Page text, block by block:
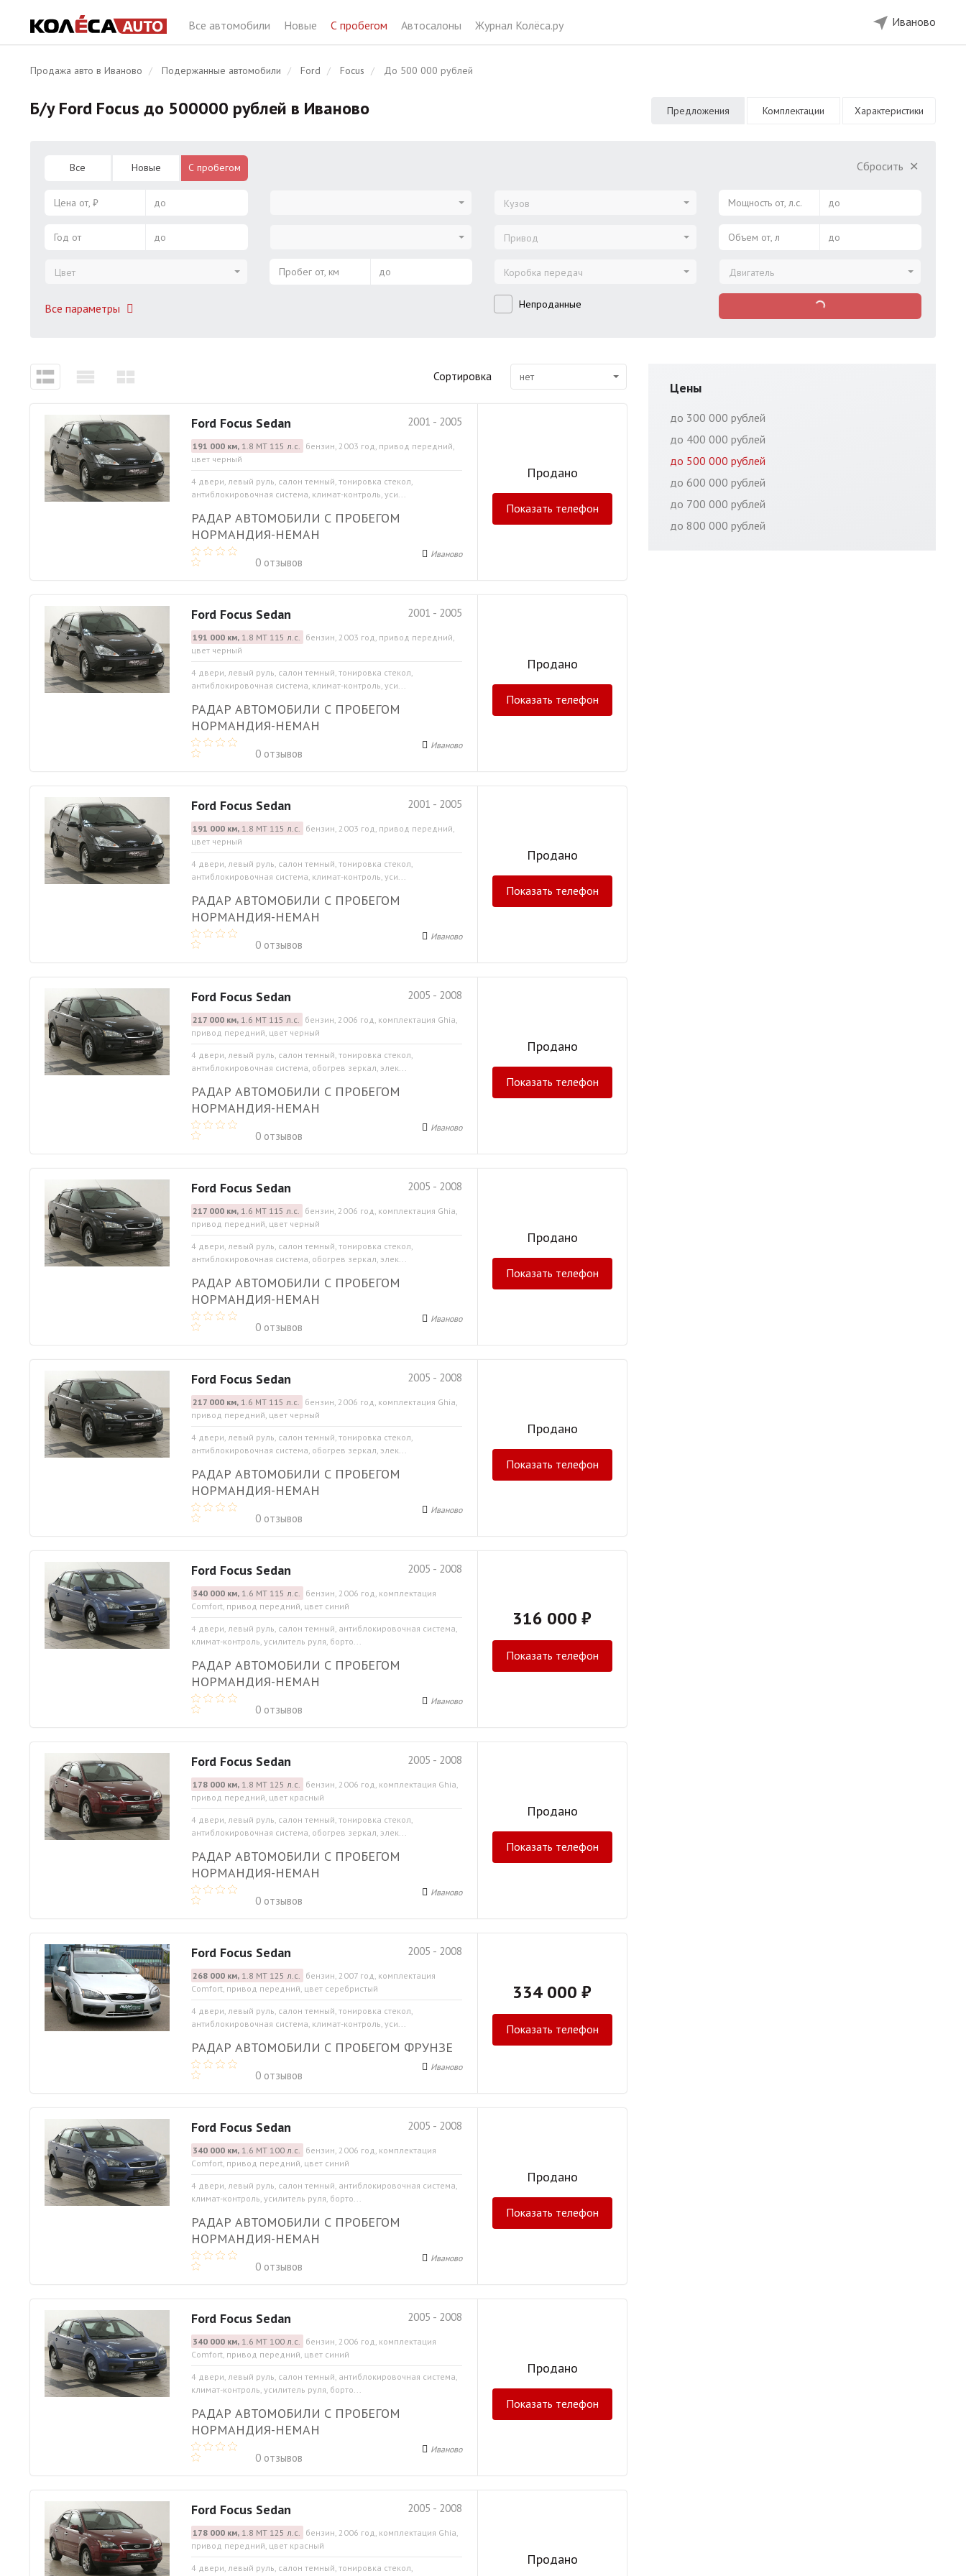
Все автомобили Новые С пробегом Автосалоны Журнал Колёса.ру Иваново
Продажа авто в Иваново Подержанные автомобили Ford Focus До 500 000 рублей
Б/у Ford Focus до 500000 рублей в Иваново Предложения Комплектации Характеристики
Все Новые С пробегом
Цена от, ₽ до
Год от до
Цвет
Все параметры
Пробег от, км до
Кузов
Привод
Коробка передач
Непроданные
Сбросить ✕
Мощность от, л.с. до
Объем от, л до
Двигатель
Сортировка нет
2001 - 2005
Ford Focus Sedan
191 000 км,1.8 МТ 115 л.с. бензин, 2003 год, привод передний,
цвет черный
4 двери, левый руль, салон темный, тонировка стекол,
антиблокировочная система, климат-контроль, уси...
РАДАР АВТОМОБИЛИ С ПРОБЕГОМ
НОРМАНДИЯ-НЕМАН
0 отзывов
Иваново
Продано
Показать телефон
2001 - 2005
Ford Focus Sedan
191 000 км,1.8 МТ 115 л.с. бензин, 2003 год, привод передний,
цвет черный
4 двери, левый руль, салон темный, тонировка стекол,
антиблокировочная система, климат-контроль, уси...
РАДАР АВТОМОБИЛИ С ПРОБЕГОМ
НОРМАНДИЯ-НЕМАН
0 отзывов
Иваново
Продано
Показать телефон
2001 - 2005
Ford Focus Sedan
191 000 км,1.8 МТ 115 л.с. бензин, 2003 год, привод передний,
цвет черный
4 двери, левый руль, салон темный, тонировка стекол,
антиблокировочная система, климат-контроль, уси...
РАДАР АВТОМОБИЛИ С ПРОБЕГОМ
НОРМАНДИЯ-НЕМАН
0 отзывов
Иваново
Продано
Показать телефон
2005 - 2008
Ford Focus Sedan
217 000 км,1.6 МТ 115 л.с. бензин, 2006 год, комплектация Ghia,
привод передний, цвет черный
4 двери, левый руль, салон темный, тонировка стекол,
антиблокировочная система, обогрев зеркал, элек...
РАДАР АВТОМОБИЛИ С ПРОБЕГОМ
НОРМАНДИЯ-НЕМАН
0 отзывов
Иваново
Продано
Показать телефон
2005 - 2008
Ford Focus Sedan
217 000 км,1.6 МТ 115 л.с. бензин, 2006 год, комплектация Ghia,
привод передний, цвет черный
4 двери, левый руль, салон темный, тонировка стекол,
антиблокировочная система, обогрев зеркал, элек...
РАДАР АВТОМОБИЛИ С ПРОБЕГОМ
НОРМАНДИЯ-НЕМАН
0 отзывов
Иваново
Продано
Показать телефон
2005 - 2008
Ford Focus Sedan
217 000 км,1.6 МТ 115 л.с. бензин, 2006 год, комплектация Ghia,
привод передний, цвет черный
4 двери, левый руль, салон темный, тонировка стекол,
антиблокировочная система, обогрев зеркал, элек...
РАДАР АВТОМОБИЛИ С ПРОБЕГОМ
НОРМАНДИЯ-НЕМАН
0 отзывов
Иваново
Продано
Показать телефон
2005 - 2008
Ford Focus Sedan
340 000 км,1.6 МТ 115 л.с. бензин, 2006 год, комплектация
Comfort, привод передний, цвет синий
4 двери, левый руль, салон темный, антиблокировочная система,
климат-контроль, усилитель руля, борто...
РАДАР АВТОМОБИЛИ С ПРОБЕГОМ
НОРМАНДИЯ-НЕМАН
0 отзывов
Иваново
316 000 ₽
Показать телефон
2005 - 2008
Ford Focus Sedan
178 000 км,1.8 МТ 125 л.с. бензин, 2006 год, комплектация Ghia,
привод передний, цвет красный
4 двери, левый руль, салон темный, тонировка стекол,
антиблокировочная система, обогрев зеркал, элек...
РАДАР АВТОМОБИЛИ С ПРОБЕГОМ
НОРМАНДИЯ-НЕМАН
0 отзывов
Иваново
Продано
Показать телефон
2005 - 2008
Ford Focus Sedan
268 000 км,1.8 МТ 125 л.с. бензин, 2007 год, комплектация
Comfort, привод передний, цвет серебристый
4 двери, левый руль, салон темный, тонировка стекол,
антиблокировочная система, климат-контроль, уси...
РАДАР АВТОМОБИЛИ С ПРОБЕГОМ ФРУНЗЕ
0 отзывов
Иваново
334 000 ₽
Показать телефон
2005 - 2008
Ford Focus Sedan
340 000 км,1.6 МТ 100 л.с. бензин, 2006 год, комплектация
Comfort, привод передний, цвет синий
4 двери, левый руль, салон темный, антиблокировочная система,
климат-контроль, усилитель руля, борто...
РАДАР АВТОМОБИЛИ С ПРОБЕГОМ
НОРМАНДИЯ-НЕМАН
0 отзывов
Иваново
Продано
Показать телефон
2005 - 2008
Ford Focus Sedan
340 000 км,1.6 МТ 100 л.с. бензин, 2006 год, комплектация
Comfort, привод передний, цвет синий
4 двери, левый руль, салон темный, антиблокировочная система,
климат-контроль, усилитель руля, борто...
РАДАР АВТОМОБИЛИ С ПРОБЕГОМ
НОРМАНДИЯ-НЕМАН
0 отзывов
Иваново
Продано
Показать телефон
2005 - 2008
Ford Focus Sedan
178 000 км,1.8 МТ 125 л.с. бензин, 2006 год, комплектация Ghia,
привод передний, цвет красный
4 двери, левый руль, салон темный, тонировка стекол,
Продано
Цены
до 300 000 рублей
до 400 000 рублей
до 500 000 рублей
до 600 000 рублей
до 700 000 рублей
до 800 000 рублей